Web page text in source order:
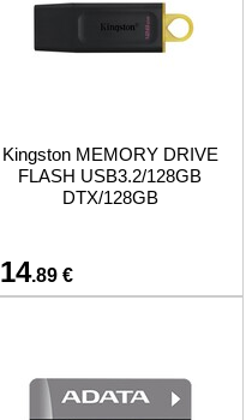
Kingston MEMORY DRIVE
FLASH USB3.2/128GB
DTX/128GB
14.89 €